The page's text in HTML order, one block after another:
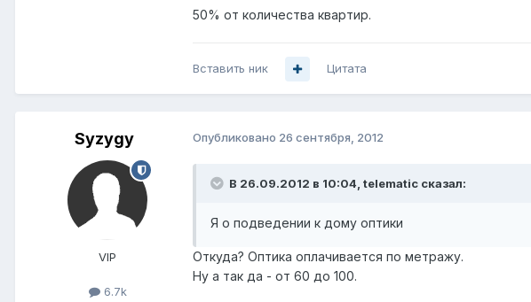
50% от количества квартир.
Вставить ник Цитата
Syzygy
VIP
6.7k
Опубликовано 26 сентября, 2012
В 26.09.2012 в 10:04, telematic сказал:
Я о подведении к дому оптики
Откуда? Оптика оплачивается по метражу.
Ну а так да - от 60 до 100.